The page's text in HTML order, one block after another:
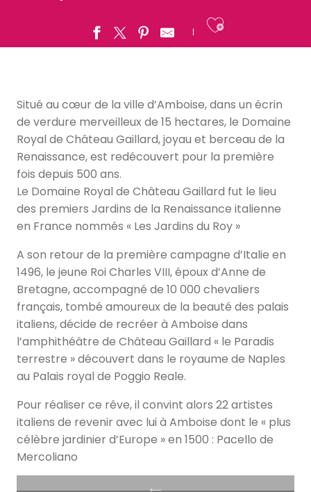
Ajouter
Situé au cœur de la ville d’Amboise, dans un écrin
de verdure merveilleux de 15 hectares, le Domaine
Royal de Château Gaillard, joyau et berceau de la
Renaissance, est redécouvert pour la première
fois depuis 500 ans.
Le Domaine Royal de Château Gaillard fut le lieu
des premiers Jardins de la Renaissance italienne
en France nommés « Les Jardins du Roy »
A son retour de la première campagne d’Italie en
1496, le jeune Roi Charles VIII, époux d’Anne de
Bretagne, accompagné de 10 000 chevaliers
français, tombé amoureux de la beauté des palais
italiens, décide de recréer à Amboise dans
l’amphithéâtre de Château Gaillard « le Paradis
terrestre » découvert dans le royaume de Naples
au Palais royal de Poggio Reale.
Pour réaliser ce rêve, il convint alors 22 artistes
italiens de revenir avec lui à Amboise dont le « plus
célèbre jardinier d’Europe » en 1500 : Pacello de
Mercoliano